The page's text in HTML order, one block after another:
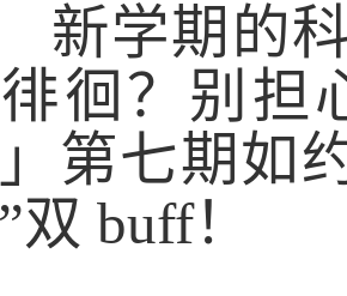
学期的科
徊？别担
第七期如
双 buff！